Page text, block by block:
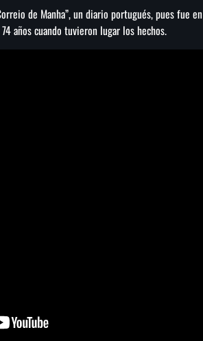
de Manha”, un diario portugués, pues fue
años cuando tuvieron lugar los hechos.